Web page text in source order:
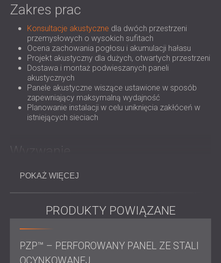
ZDROWIA
ROZWIĄZANIA DŹWIĘKOSZCZELNE I
AKUSTYCZNE DLA SEKTORA AUDIOLOGII
ROZWIĄZANIA DŹWIĘKOSZCZELNE I
AKUSTYCZNE DLA CENTRÓW DANYCH
Zakres prac
Konsultacje akustyczne dla dwóch przestrzeni
przemysłowych o wysokich sufitach
Ocena zachowania pogłosu i akumulacji hałasu
Projekt akustyczny dla dużych, otwartych przestrzeni
Dostawa i montaż podwieszanych paneli
akustycznych
Panele akustyczne wiszące ustawione w sposób
zapewniający maksymalną wydajność
Planowanie instalacji w celu uniknięcia zakłóceń w
istniejących sieciach
Wyzwanie
Przestrzenie zostały zdefiniowane przez warunki
wzmacniające pogłos:
Bardzo wysokie sufity
Duża otwarta przestrzeń bez przegród akustycznych
Aktywne maszyny, wyposażenie magazynu i ciągłe
odblaskowe powierzchnie
POKAŻ WIĘCEJ
PRODUKTY POWIĄZANE
PZP™ – PERFOROWANY PANEL ZE STALI
OCYNKOWANEJ